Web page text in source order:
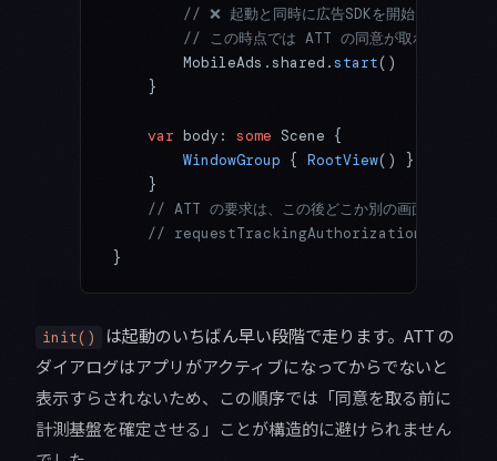
        // ❌ 起動と同時に広告SDKを開始している。
// この時点では ATT の同意が取れておらず
        MobileAds.shared.
start()
    }
    var
body: some Scene {
        WindowGroup
{ RootView() }
    }
    // ATT の要求は、この後どこか別の画面で
// requestTrackingAuthorization を呼んでい
}
init()
は起動のいちばん早い段階で走ります。ATT の
ダイアログはアプリがアクティブになってからでないと
表示すらされないため、この順序では「同意を取る前に
計測基盤を確定させる」ことが構造的に避けられません